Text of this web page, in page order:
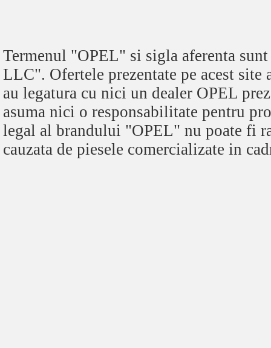
Termenul "OPEL" si sigla aferenta
LLC". Ofertele prezentate pe acest
au legatura cu nici un dealer OPEL
asuma nici o responsabilitate pentru
legal al brandului "OPEL" nu poate fi
cauzata de piesele comercializate in